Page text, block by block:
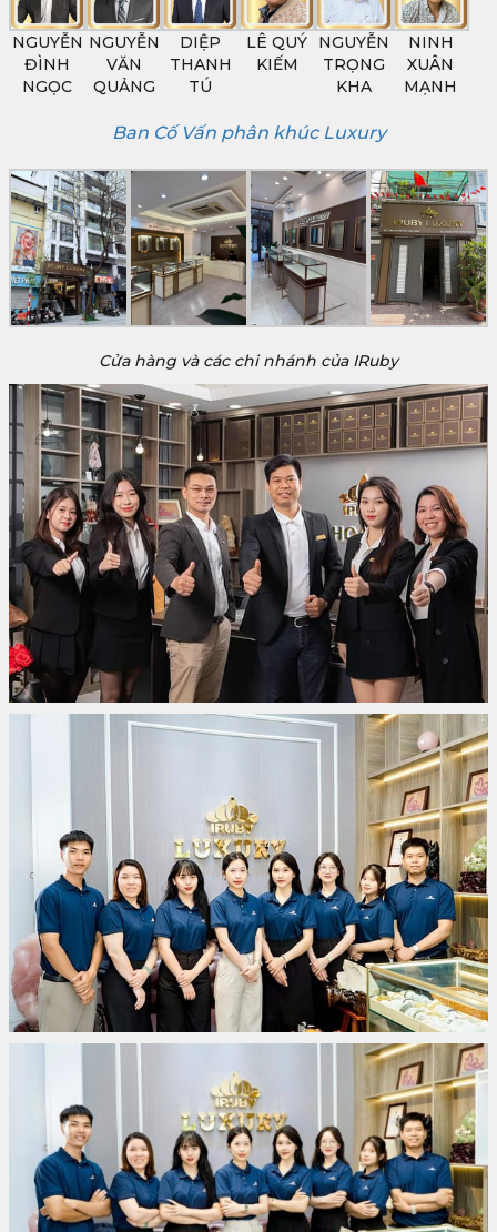
NGUYỄN
ĐÌNH
NGỌC
NGUYỄN
VĂN
QUẢNG
DIỆP
THANH
TÚ
LÊ QUÝ
KIẾM
NGUYỄN
TRỌNG
KHA
NINH
XUÂN
MẠNH
Ban Cố Vấn phân khúc Luxury
Cửa hàng và các chi nhánh của IRuby